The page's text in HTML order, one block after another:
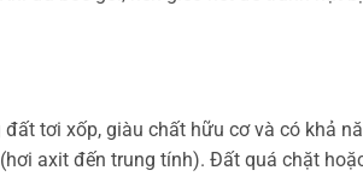
tơi xốp, giàu chất hữu cơ và có khả
axit đến trung tính). Đất quá chặt